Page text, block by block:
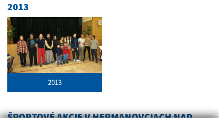
2013
2013
ŠPORTOVÉ AKCIE V HERMANOVCIACH NAD